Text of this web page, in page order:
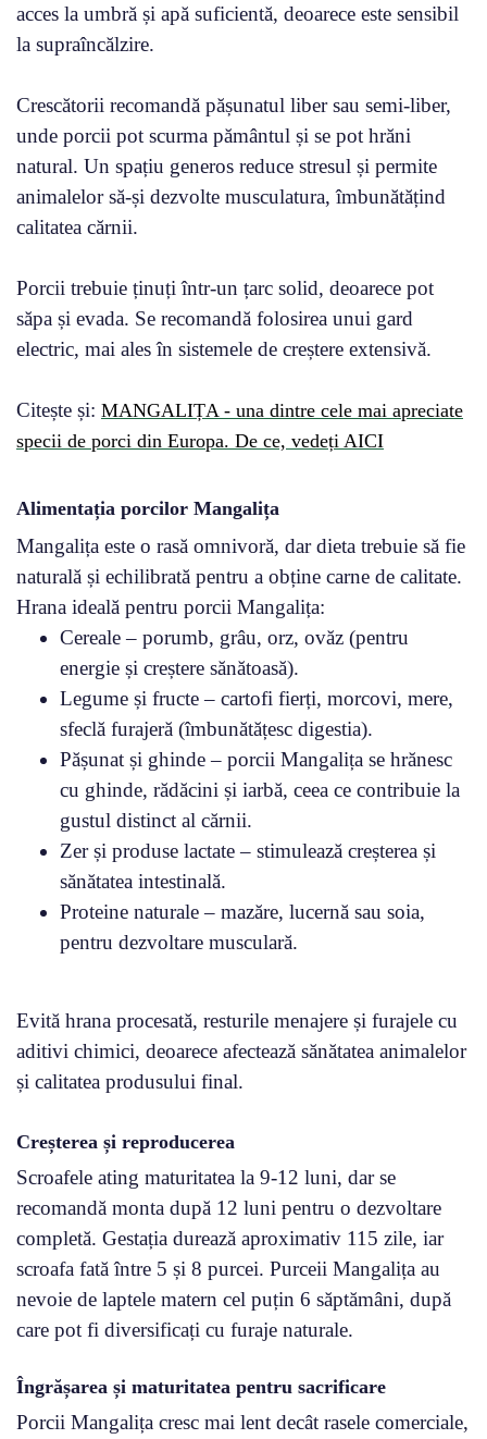
acces la umbră și apă suficientă, deoarece este sensibil
la supraîncălzire.
Crescătorii recomandă pășunatul liber sau semi-liber,
unde porcii pot scurma pământul și se pot hrăni
natural. Un spațiu generos reduce stresul și permite
animalelor să-și dezvolte musculatura, îmbunătățind
calitatea cărnii.
Porcii trebuie ținuți într-un țarc solid, deoarece pot
săpa și evada. Se recomandă folosirea unui gard
electric, mai ales în sistemele de creștere extensivă.
Citește și: MANGALIȚA - una dintre cele mai apreciate
specii de porci din Europa. De ce, vedeți AICI
Alimentația porcilor Mangalița
Mangalița este o rasă omnivoră, dar dieta trebuie să fie
naturală și echilibrată pentru a obține carne de calitate.
Hrana ideală pentru porcii Mangalița:
Cereale – porumb, grâu, orz, ovăz (pentru
energie și creștere sănătoasă).
Legume și fructe – cartofi fierți, morcovi, mere,
sfeclă furajeră (îmbunătățesc digestia).
Pășunat și ghinde – porcii Mangalița se hrănesc
cu ghinde, rădăcini și iarbă, ceea ce contribuie la
gustul distinct al cărnii.
Zer și produse lactate – stimulează creșterea și
sănătatea intestinală.
Proteine naturale – mazăre, lucernă sau soia,
pentru dezvoltare musculară.
Evită hrana procesată, resturile menajere și furajele cu
aditivi chimici, deoarece afectează sănătatea animalelor
și calitatea produsului final.
Creșterea și reproducerea
Scroafele ating maturitatea la 9-12 luni, dar se
recomandă monta după 12 luni pentru o dezvoltare
completă. Gestația durează aproximativ 115 zile, iar
scroafa fată între 5 și 8 purcei. Purceii Mangalița au
nevoie de laptele matern cel puțin 6 săptămâni, după
care pot fi diversificați cu furaje naturale.
Îngrășarea și maturitatea pentru sacrificare
Porcii Mangalița cresc mai lent decât rasele comerciale,